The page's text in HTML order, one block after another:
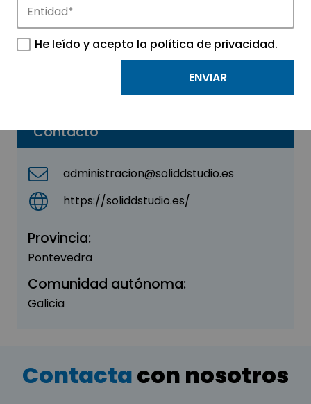
Contacto
administracion@soliddstudio.es
https://soliddstudio.es/
Provincia:
Pontevedra
Comunidad autónoma:
Galicia
SOLIDD STUDIO
Parque Tecnológico de Vigo
Contactacon nosotros
He leído y acepto la política de privacidad.